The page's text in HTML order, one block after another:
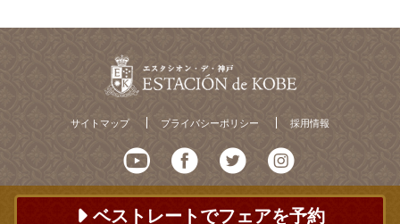
ベストレートでフェアを予約
サイトマップ プライバシーポリシー 採用情報